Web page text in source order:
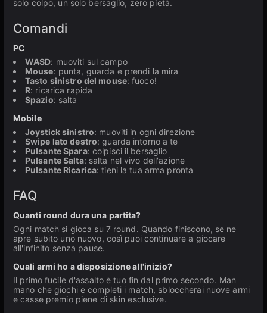
solo colpo, un solo bersaglio, zero pietà.
Comandi
PC
WASD: muoviti sul campo
Mouse: punta, guarda e prendi la mira
Tasto sinistro del mouse: fuoco!
R: ricarica rapida
Spazio: salta
Mobile
Joystick sinistro: muoviti in ogni direzione
Swipe lato destro: guarda intorno a te
Pulsante Spara: colpisci il bersaglio
Pulsante Salta: salta nel vivo dell'azione
Pulsante Ricarica: tieni la tua arma pronta
FAQ
Quanti round dura una partita?
Ogni match si gioca su 7 round. Quando finiscono, se ne
apre subito uno nuovo, così puoi continuare a giocare
all'infinito senza pause.
Quali armi ho a disposizione all'inizio?
Il primo fucile d'assalto è tuo fin dal primo secondo. Man
mano che giochi e completi i match, sbloccherai nuove armi
e casse premio piene di skin esclusive.